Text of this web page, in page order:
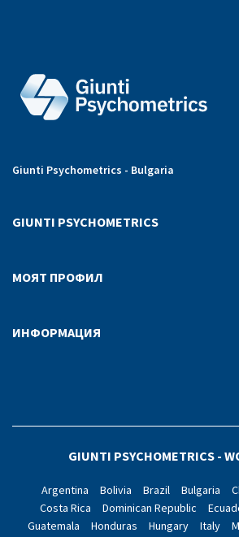
Giunti Psychometrics - Bulgaria
GIUNTI PSYCHOMETRICS
МОЯТ ПРОФИЛ
ИНФОРМАЦИЯ
GIUNTI PSYCHOMETRICS -
Argentina Bolivia Brazil Bulgaria
Costa Rica
Dominican Republic
Guatemala
Honduras Hungary Italy